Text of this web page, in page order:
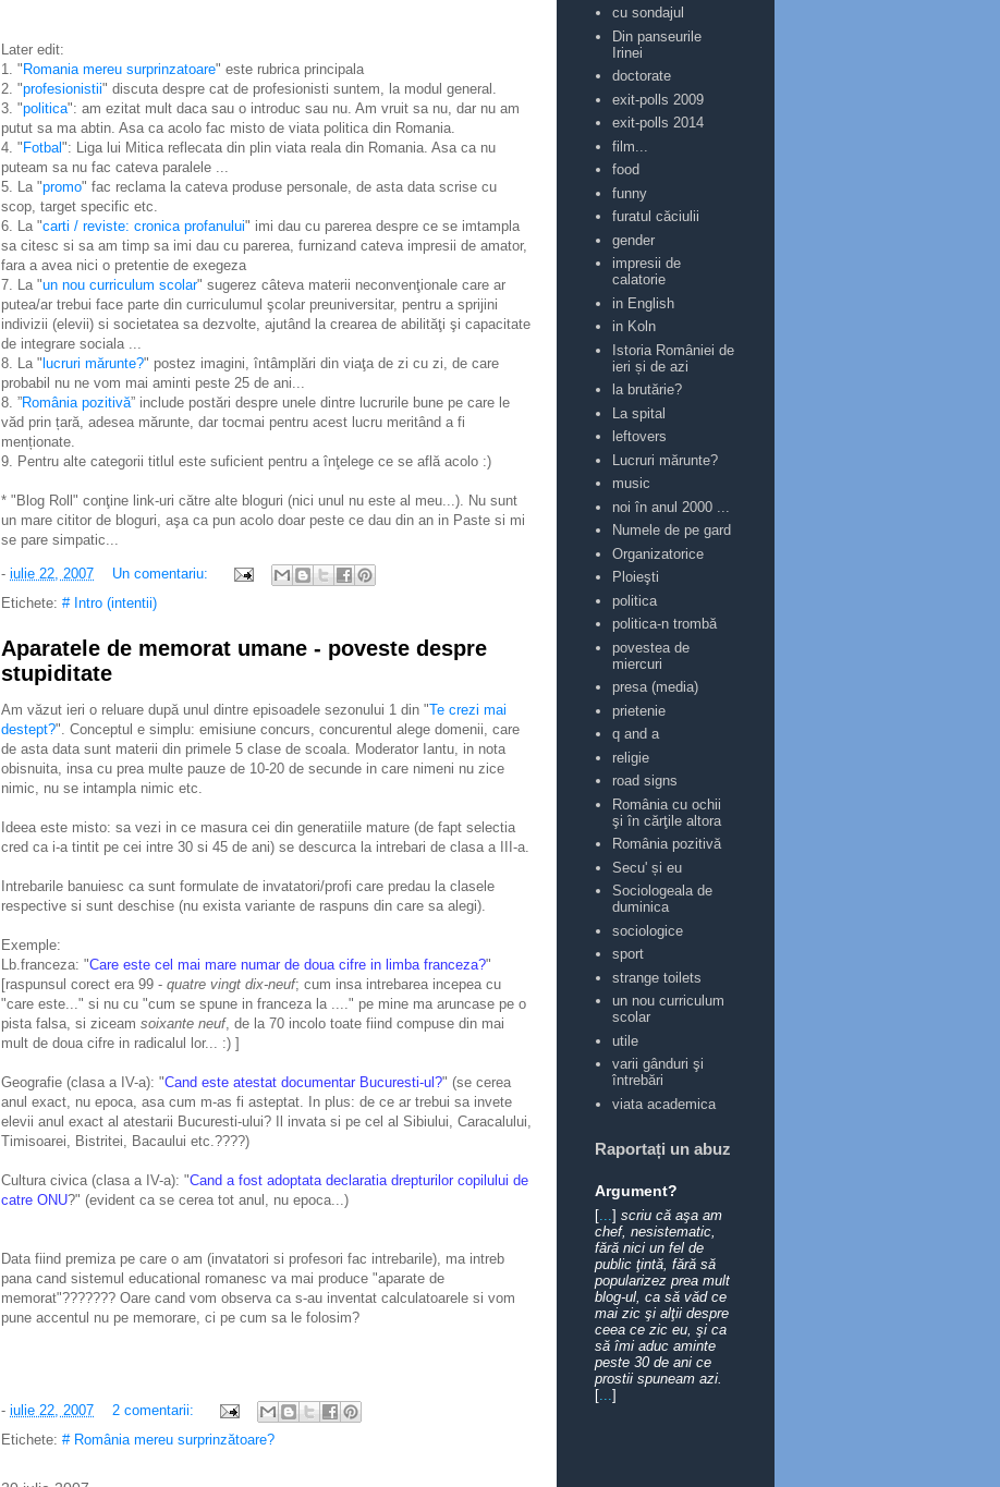
Later edit:
1. " Romania mereu surprinzatoare" este rubrica principala
2. "profesionistii" discuta despre cat de profesionisti suntem, la modul general.
3. "politica": am ezitat mult daca sau o introduc sau nu. Am vruit sa nu, dar nu am
putut sa ma abtin. Asa ca acolo fac misto de viata politica din Romania.
4. " Fotbal": Liga lui Mitica reflecata din plin viata reala din Romania. Asa ca nu
puteam sa nu fac cateva paralele ...
5. La "promo" fac reclama la cateva produse personale, de asta data scrise cu
scop, target specific etc.
6. La "carti / reviste: cronica profanului" imi dau cu parerea despre ce se imtampla
sa citesc si sa am timp sa imi dau cu parerea, furnizand cateva impresii de amator,
fara a avea nici o pretentie de exegeza
7. La "un nou curriculum scolar" sugerez câteva materii neconvenţionale care ar
putea/ar trebui face parte din curriculumul şcolar preuniversitar, pentru a sprijini
indivizii (elevii) si societatea sa dezvolte, ajutând la crearea de abilităţi şi capacitate
de integrare sociala ...
8. La " lucruri mărunte?" postez imagini, întâmplări din viaţa de zi cu zi, de care
probabil nu ne vom mai aminti peste 25 de ani...
8. ”România pozitivă” include postări despre unele dintre lucrurile bune pe care le
văd prin țară, adesea mărunte, dar tocmai pentru acest lucru meritând a fi
menționate.
9. Pentru alte categorii titlul este suficient pentru a înţelege ce se află acolo :)
* "Blog Roll" conţine link-uri către alte bloguri (nici unul nu este al meu...). Nu sunt
un mare cititor de bloguri, aşa ca pun acolo doar peste ce dau din an in Paste si mi
se pare simpatic...
- iulie 22, 2007
Un comentariu:
Etichete: # Intro (intentii)
Aparatele de memorat umane - poveste despre
stupiditate
Am văzut ieri o reluare după unul dintre episoadele sezonului 1 din "Te crezi mai
destept?". Conceptul e simplu: emisiune concurs, concurentul alege domenii, care
de asta data sunt materii din primele 5 clase de scoala. Moderator Iantu, in nota
obisnuita, insa cu prea multe pauze de 10-20 de secunde in care nimeni nu zice
nimic, nu se intampla nimic etc.
Ideea este misto: sa vezi in ce masura cei din generatiile mature (de fapt selectia
cred ca i-a tintit pe cei intre 30 si 45 de ani) se descurca la intrebari de clasa a III-a.
Intrebarile banuiesc ca sunt formulate de invatatori/profi care predau la clasele
respective si sunt deschise (nu exista variante de raspuns din care sa alegi).
Exemple:
Lb.franceza: "Care este cel mai mare numar de doua cifre in limba franceza?"
[raspunsul corect era 99 - quatre vingt dix-neuf; cum insa intrebarea incepea cu
"care este..." si nu cu "cum se spune in franceza la ...." pe mine ma aruncase pe o
pista falsa, si ziceam soixante neuf, de la 70 incolo toate fiind compuse din mai
mult de doua cifre in radicalul lor... :) ]
Geografie (clasa a IV-a): "Cand este atestat documentar Bucuresti-ul?" (se cerea
anul exact, nu epoca, asa cum m-as fi asteptat. In plus: de ce ar trebui sa invete
elevii anul exact al atestarii Bucuresti-ului? Il invata si pe cel al Sibiului, Caracalului,
Timisoarei, Bistritei, Bacaului etc.????)
Cultura civica (clasa a IV-a): "Cand a fost adoptata declaratia drepturilor copilului de
catre ONU?" (evident ca se cerea tot anul, nu epoca...)
Data fiind premiza pe care o am (invatatori si profesori fac intrebarile), ma intreb
pana cand sistemul educational romanesc va mai produce "aparate de
memorat"??????? Oare cand vom observa ca s-au inventat calculatoarele si vom
pune accentul nu pe memorare, ci pe cum sa le folosim?
- iulie 22, 2007
2 comentarii:
Etichete: # România mereu surprinzătoare?
cu sondajul
Din panseurile
Irinei
doctorate
exit-polls 2009
exit-polls 2014
film...
food
funny
furatul căciulii
gender
impresii de
calatorie
in English
in Koln
Istoria României de
ieri și de azi
la brutărie?
La spital
leftovers
Lucruri mărunte?
music
noi în anul 2000 ...
Numele de pe gard
Organizatorice
Ploieşti
politica
politica-n trombă
povestea de
miercuri
presa (media)
prietenie
q and a
religie
road signs
România cu ochii
şi în cărţile altora
România pozitivă
Secu' și eu
Sociologeala de
duminica
sociologice
sport
strange toilets
un nou curriculum
scolar
utile
varii gânduri şi
întrebări
viata academica
Raportați un abuz
Argument?
[ ] scriu că aşa am
chef, nesistematic,
fără nici un fel de
public ţintă, fără să
popularizez prea mult
blog-ul, ca să văd ce
mai zic şi alţii despre
ceea ce zic eu, şi ca
să îmi aduc aminte
peste 30 de ani ce
prostii spuneam azi.
[
]